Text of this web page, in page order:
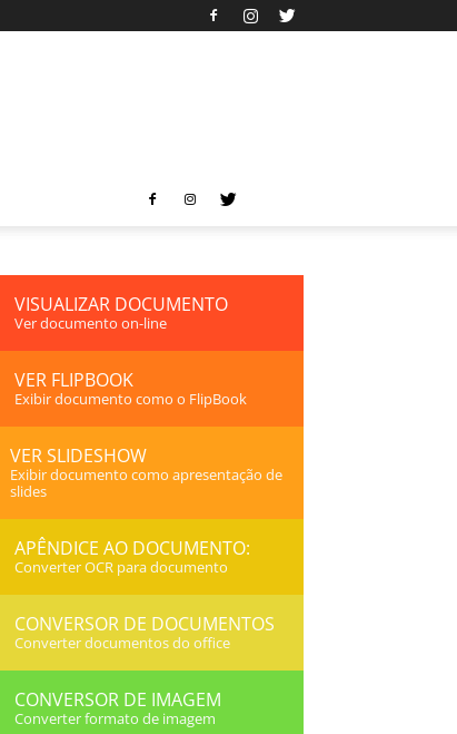
VISUALIZAR DOCUMENTO
Ver documento on-line
VER FLIPBOOK
Exibir documento como o FlipBook
VER SLIDESHOW
Exibir documento como apresentação de
slides
APÊNDICE AO DOCUMENTO:
Converter OCR para documento
CONVERSOR DE DOCUMENTOS
Converter documentos do office
CONVERSOR DE IMAGEM
Converter formato de imagem